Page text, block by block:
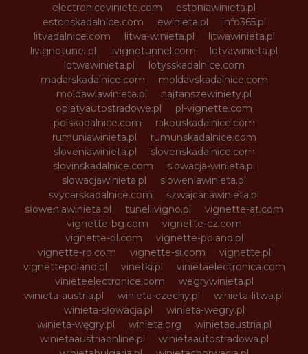
electroniceviniete.com
estoniawinieta.pl
estonskadalnice.com
ewinieta.pl
info365.pl
litvadalnice.com
litwa-winieta.pl
litwawinieta.pl
livignotunel.pl
livignotunnel.com
lotvawinieta.pl
lotwawinieta.pl
lotysskadalnice.com
madarskadalnice.com
moldavskadalnice.com
moldawiawinieta.pl
najtanszewiniety.pl
oplatyautostradowe.pl
pl-vignette.com
polskadalnice.com
rakouskadalnice.com
rumuniawinieta.pl
rumunskadalnice.com
sloveniawinieta.pl
slovenskadalnice.com
slovinskadalnice.com
slowacja-winieta.pl
slowacjawinieta.pl
sloweniawinieta.pl
svycarskadalnice.com
szwajcariawinieta.pl
słoweniawinieta.pl
tunellivigno.pl
vignette-at.com
vignette-bg.com
vignette-cz.com
vignette-pl.com
vignette-poland.pl
vignette-ro.com
vignette-si.com
vignette.pl
vignettepoland.pl
vinetki.pl
vinietaelectronica.com
vinieteelectronice.com
wegrywinieta.pl
winieta-austria.pl
winieta-czechy.pl
winieta-litwa.pl
winieta-słowacja.pl
winieta-wegry.pl
winieta-węgry.pl
winieta.org
winietaaustria.pl
winietaaustriaonline.pl
winietaautostradowa.pl